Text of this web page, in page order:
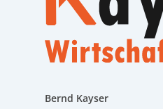
Bernd Kayser